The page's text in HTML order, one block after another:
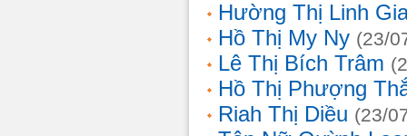
Hường Thị Linh
Hồ Thị My Ny (23/
Lê Thị Bích Trâm
Hồ Thị Phượng
Riah Thị Diều (23/